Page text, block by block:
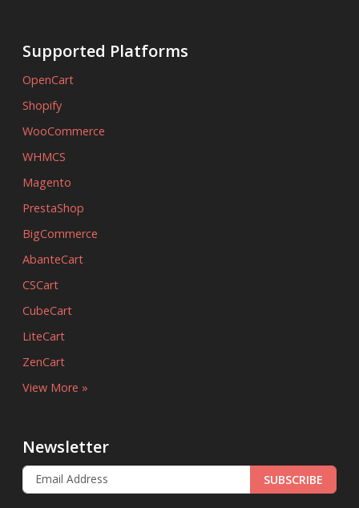
Supported Platforms
OpenCart
Shopify
WooCommerce
WHMCS
Magento
PrestaShop
BigCommerce
AbanteCart
CSCart
CubeCart
LiteCart
ZenCart
View More »
Newsletter
SUBSCRIBE